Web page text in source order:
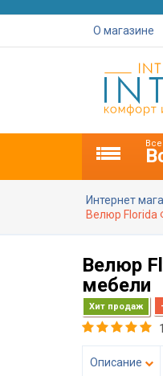
О магазине
Интернет
Велюр Florida
Велюр
мебели
Хит продаж
Описание